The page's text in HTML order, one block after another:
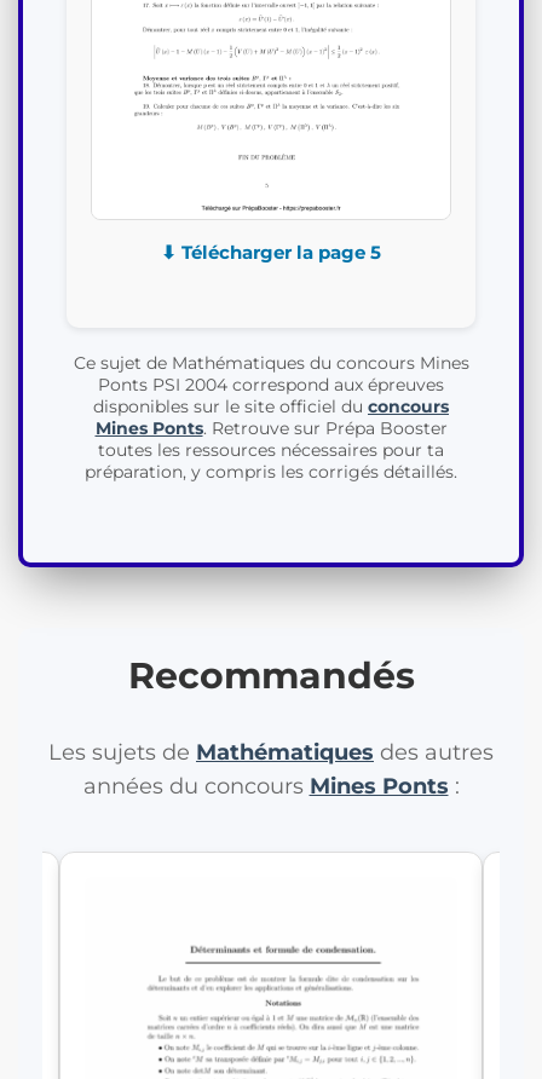
⬇ Télécharger la page 5
Ce sujet de Mathématiques du concours Mines
Ponts PSI 2004 correspond aux épreuves
disponibles sur le site officiel du concours
Mines Ponts. Retrouve sur Prépa Booster
toutes les ressources nécessaires pour ta
préparation, y compris les corrigés détaillés.
Recommandés
Les sujets de Mathématiques des autres
années du concours Mines Ponts :